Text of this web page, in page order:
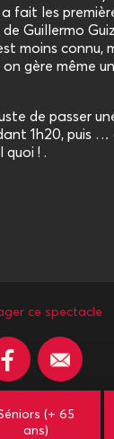
fait les
Guillermo
moins connu,
gère même
de passer
1h20, puis
quoi ! .
ce spectacle
(+ 65
ans)